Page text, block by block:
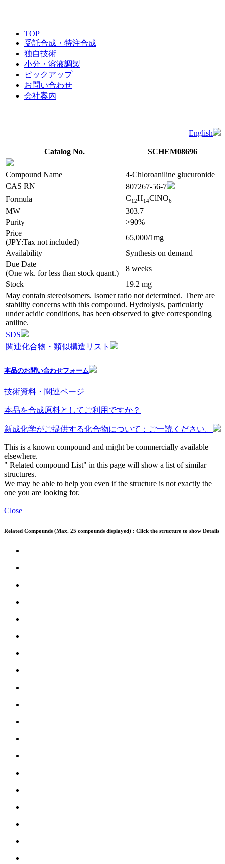
TOP
受託合成・特注合成
独自技術
小分・溶液調製
ピックアップ
お問い合わせ
会社案内
English
Catalog No. SCHEM08696
Compound Name
4-Chloroaniline glucuronide
CAS RN
807267-56-7
Formula
C12H14ClNO6
MW
303.7
Purity
>90%
Price
(JPY:Tax not included)
65,000/1mg
Availability
Synthesis on demand
Due Date
(One wk. for less than stock quant.)
8 weeks
Stock
19.2 mg
May contain stereoisomers. Isomer ratio not determined. There are
stability concerns with this compound. Hydrolysis, particularly
under acidic conditions, has been observed to give corresponding
aniline.
SDS
関連化合物・類似構造リスト
本品のお問い合わせフォーム
技術資料・関連ページ
本品を合成原料としてご利用ですか？
新成化学がご提供する化合物について：ご一読ください。
This is a known compound and might be commercially available
elsewhere.
" Related compound List" in this page will show a list of similar
structures.
We may be able to help you even if the structure is not exactly the
one you are looking for.
Close
Related Compounds (Max. 25 compounds displayed) : Click the structure to show Details